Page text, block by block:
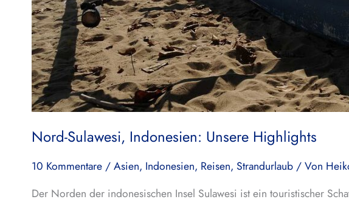
Nord-Sulawesi, Indonesien: Unsere Highlights
10 Kommentare /Asien, Indonesien, Reisen, Strandurlaub / Von
Der Norden der indonesischen Insel Sulawesi ist ein touristischer